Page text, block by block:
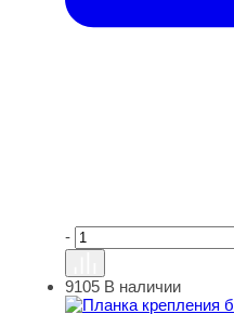
-
Планка крепления
9105 В наличии